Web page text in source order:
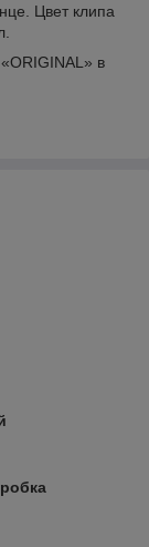
Цвет клипа
в